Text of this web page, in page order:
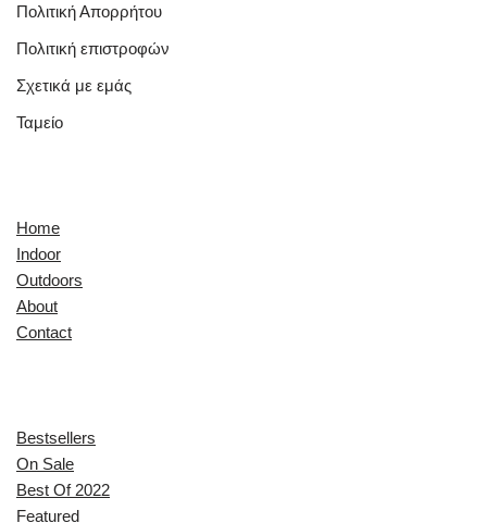
Πολιτική Απορρήτου
Πολιτική επιστροφών
Σχετικά με εμάς
Ταμείο
Home
Indoor
Outdoors
About
Contact
Bestsellers
On Sale
Best Of 2022
Featured